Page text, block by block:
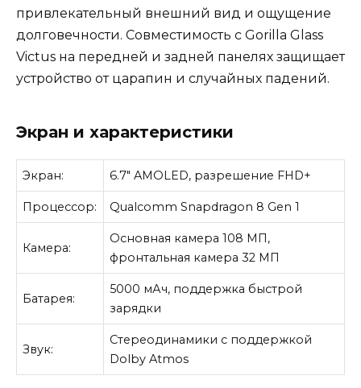
привлекательный внешний вид и ощущение
долговечности. Совместимость с Gorilla Glass
Victus на передней и задней панелях защищает
устройство от царапин и случайных падений.
Экран и характеристики
Экран: 6.7″ AMOLED, разрешение FHD+
Процессор: Qualcomm Snapdragon 8 Gen 1
Камера:
Основная камера 108 МП,
фронтальная камера 32 МП
Батарея:
5000 мАч, поддержка быстрой
зарядки
Звук:
Стереодинамики с поддержкой
Dolby Atmos